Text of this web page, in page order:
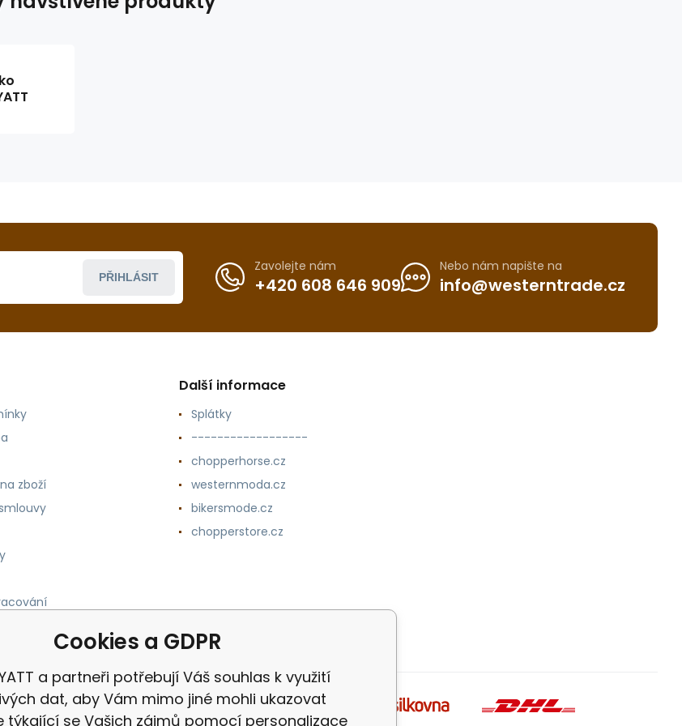
PŘIHLÁSIT
Zavolejte nám
+420 608 646 909
Nebo nám napište na
info@westerntrade.cz
zboží
Další informace
Splátky
------------------
chopperhorse.cz
westernmoda.cz
bikersmode.cz
chopperstore.cz
Cookies a GDPR
a partneři potřebují Váš souhlas k využití
dat, aby Vám mimo jiné mohli ukazovat
týkající se Vašich zájmů pomocí personalizace